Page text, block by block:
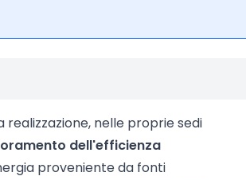
nelle proprie sedi
dell'efficienza
proveniente da fonti